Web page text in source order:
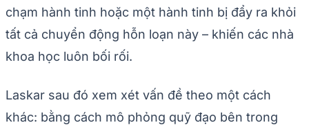
chạm hành tinh hoặc một hành tinh bị đẩy ra khỏi
tất cả chuyển động hỗn loạn này – khiến các nhà
khoa học luôn bối rối.
Laskar sau đó xem xét vấn đề theo một cách
khác: bằng cách mô phỏng quỹ đạo bên trong